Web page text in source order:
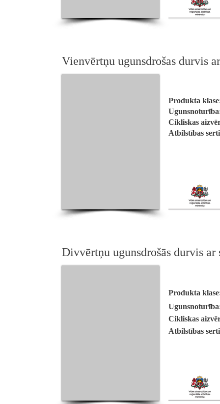
Vienvērtņu ugunsdrošas durvis
Produkta
Cikliskas
Atbilstības
Divvērtņu ugunsdrošās durvis
Produkta
Cikliskas
Atbilstības